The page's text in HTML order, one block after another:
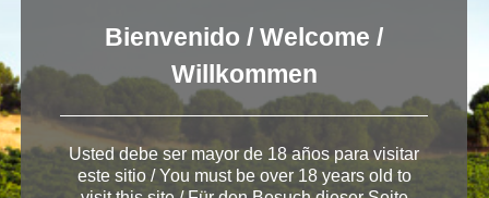
Deja una respuesta
Lo siento, debes estar conectadopara publicar un
comentario.
Bienvenido / Welcome /
Willkommen
Usted debe ser mayor de 18 años para visitar
este sitio / You must be over 18 years old to